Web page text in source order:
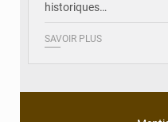
historiques…
SAVOIR PLUS